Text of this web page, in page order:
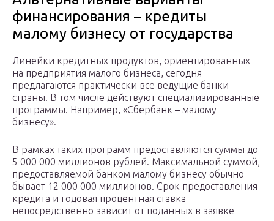
финансирования – кредиты
малому бизнесу от государства
Линейки кредитных продуктов, ориентированных
на предприятия малого бизнеса, сегодня
предлагаются практически все ведущие банки
страны. В том числе действуют специализированные
программы. Например, «Сбербанк – малому
бизнесу».
В рамках таких программ предоставляются суммы до
5 000 000 миллионов рублей. Максимальной суммой,
предоставляемой банком малому бизнесу обычно
бывает 12 000 000 миллионов. Срок предоставления
кредита и годовая процентная ставка
непосредственно зависит от поданных в заявке